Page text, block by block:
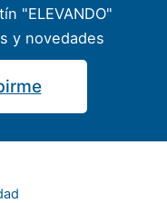
"ELEVANDO"
y novedades